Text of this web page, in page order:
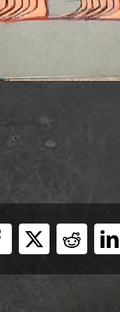
X Reddit